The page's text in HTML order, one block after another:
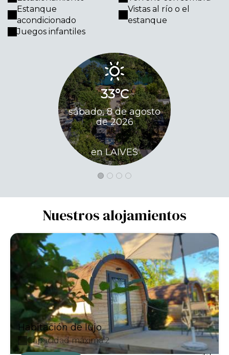
Estanque
acondicionado
Juegos infantiles
Vistas al río o el
estanque
33°C
sábado, 8 de agosto
de 2026
en LAIVES
Nuestros alojamientos
Habitación de lujo
Capacidad máxima:2